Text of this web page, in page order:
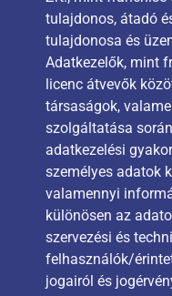
tulajdonos, átadó
tulajdonosa és
Adatkezelők, mint
licenc átvevők
társaságok,
szolgáltatása
adatkezelési
személyes adatok
valamennyi
különösen az
szervezési és
felhasználók/
jogairól és